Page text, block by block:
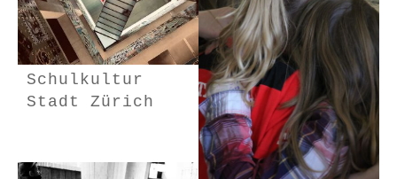
Schulkultur
Stadt Zürich